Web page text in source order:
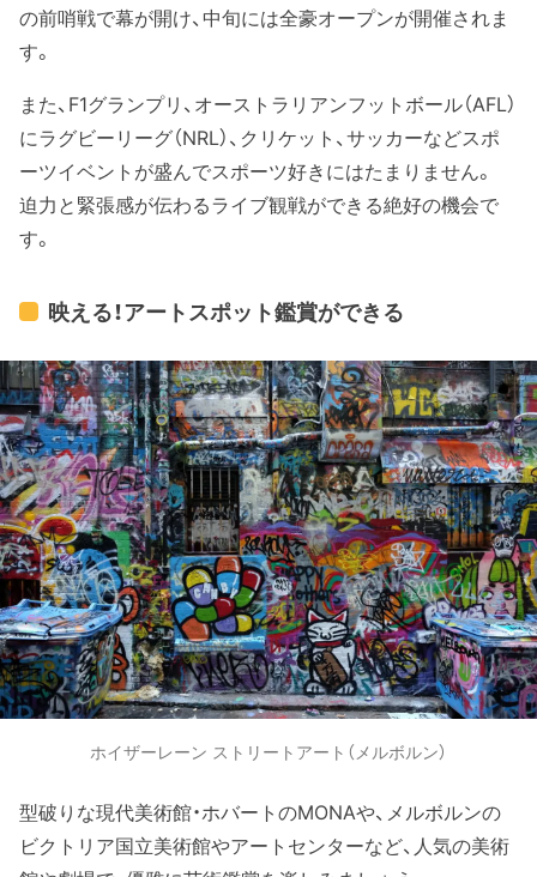
の前哨戦で幕が開け、中旬には全豪オープンが開催されま
す。
また、F1グランプリ、オーストラリアンフットボール（AFL）
にラグビーリーグ（NRL）、クリケット、サッカーなどスポ
ーツイベントが盛んでスポーツ好きにはたまりません。
迫力と緊張感が伝わるライブ観戦ができる絶好の機会で
す。
映える！アートスポット鑑賞ができる
ホイザーレーン ストリートアート（メルボルン）
型破りな現代美術館・ホバートのMONAや、メルボルンの
ビクトリア国立美術館やアートセンターなど、人気の美術